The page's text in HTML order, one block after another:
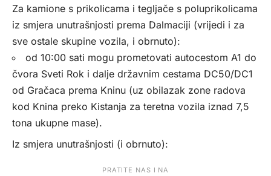
Za kamione s prikolicama i tegljače s poluprikolicama
iz smjera unutrašnjosti prema Dalmaciji (vrijedi i za
sve ostale skupine vozila, i obrnuto):
od 10:00 sati mogu prometovati autocestom A1 do
čvora Sveti Rok i dalje državnim cestama DC50/DC1
od Gračaca prema Kninu (uz obilazak zone radova
kod Knina preko Kistanja za teretna vozila iznad 7,5
tona ukupne mase).
Iz smjera unutrašnjosti (i obrnuto):
PRATITE NAS I NA